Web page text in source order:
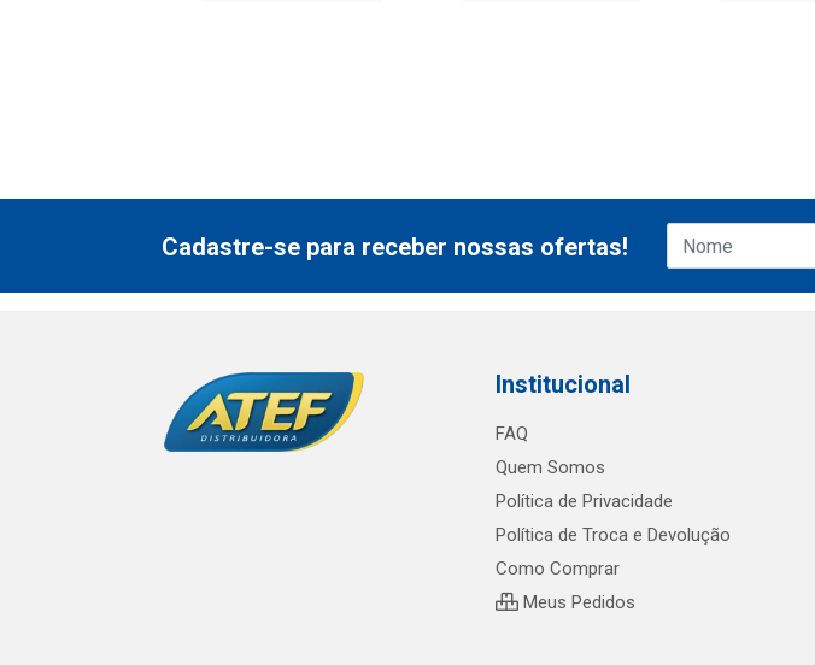
Cadastre-se para receber nossas ofertas!
Institucional
FAQ
Quem Somos
Política de Privacidade
Política de Troca e Devolução
Como Comprar
Meus Pedidos